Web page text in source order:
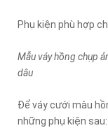
Phụ kiện phù hợp
Mẫu váy hồng chụp
dâu
Để váy cưới màu
những phụ kiện sau: